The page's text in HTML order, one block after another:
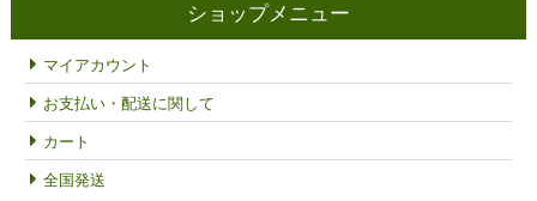
ショップメニュー
マイアカウント
お支払い・配送に関して
カート
全国発送